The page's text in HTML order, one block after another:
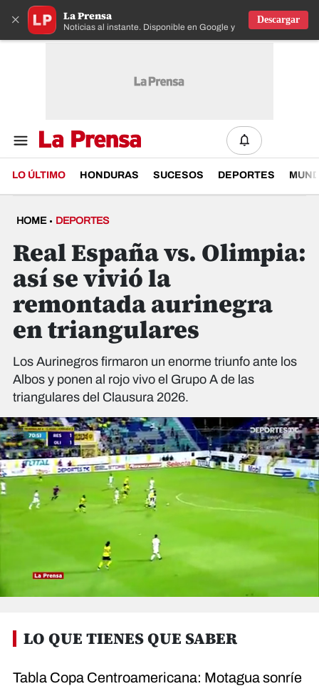
× La Prensa
Noticias al instante. Disponible en Google y IOS
Descargar
LO ÚLTIMO HONDURAS SUCESOS DEPORTES
HOME DEPORTES
Real España vs. Olimpia:
así se vivió la
remontada aurinegra
en triangulares
Los Aurinegros firmaron un enorme triunfo ante los
Albos y ponen al rojo vivo el Grupo A de las
triangulares del Clausura 2026.
LO QUE TIENES QUE SABER
Tabla Copa Centroamericana: Motagua sonríe